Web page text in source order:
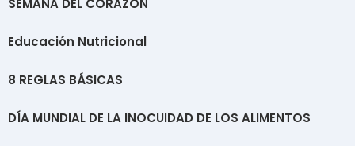
Educación Nutricional
8 REGLAS BÁSICAS
DÍA MUNDIAL DE LA INOCUIDAD DE LOS ALIMENTOS